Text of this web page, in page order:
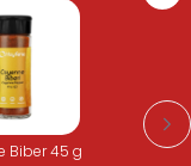
kullanıyoruz.
08:00-17:00
Biber 45 g
Biber 45 g